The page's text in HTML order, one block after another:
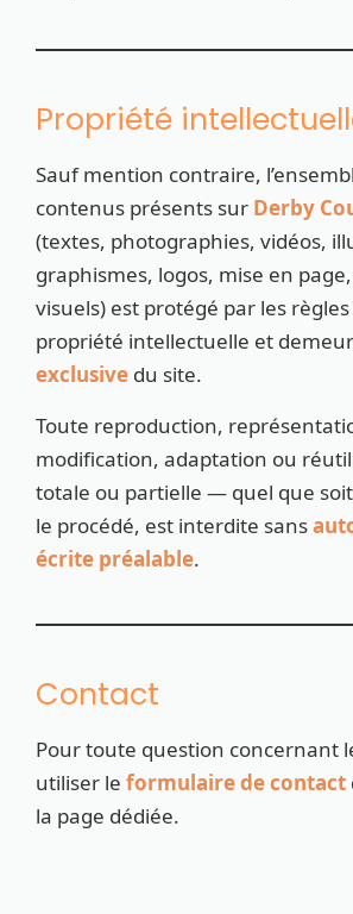
Propriété
Sauf mention contraire,
contenus présents sur Derby
(textes, photographies, vidéos,
graphismes, logos, mise en
visuels) est protégé par les
propriété intellectuelle et
exclusive du site.
Toute reproduction,
modification, adaptation ou
totale ou partielle — quel que
le procédé, est interdite sans
écrite préalable.
Contact
Pour toute question concernant
utiliser le formulaire de contact
la page dédiée.